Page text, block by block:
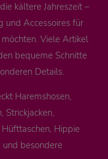
kältere Jahreszeit –
und Accessoires für
Viele Artikel
bequeme Schnitte
Details.
Haremshosen,
Strickjacken,
Hippie
und besondere